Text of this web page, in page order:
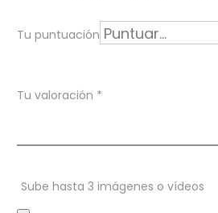
c
o
n
s
Tu puntuación
Tu valoración *
Sube hasta 3 imágenes o vídeos